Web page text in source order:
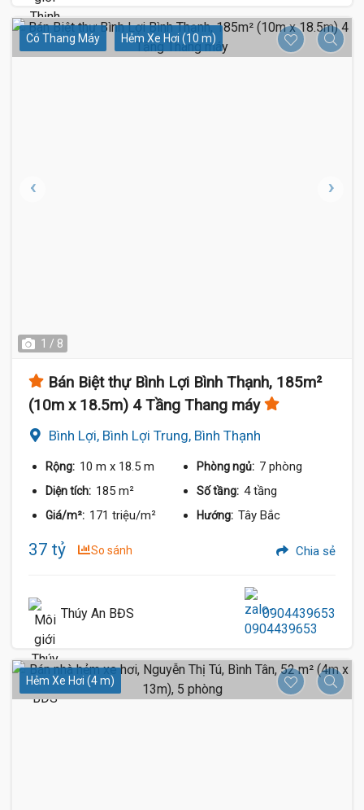
Có Thang Máy Hẻm Xe Hơi (10 m)
1 / 8
Bán Biệt thự Bình Lợi Bình Thạnh, 185m²
(10m x 18.5m) 4 Tầng Thang máy
Bình Lợi, Bình Lợi Trung, Bình Thạnh
Rộng: 10 m x 18.5 m Phòng ngủ: 7 phòng
Diện tích: 185 m² Số tầng: 4 tầng
Giá/m²: 171 triệu/m² Hướng: Tây Bắc
37 tỷ So sánh Chia sẻ
Thúy An BĐS 0904439653
Hẻm Xe Hơi (4 m)